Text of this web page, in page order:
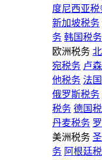
度尼西亚税
新加坡税务
务 韩国税务
欧洲税务
宛税务 卢
他税务 法
俄罗斯税务
税务 德国
丹麦税务
美洲税务
务 阿根廷